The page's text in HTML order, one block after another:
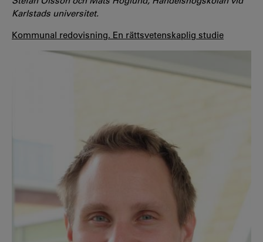
Karlstads universitet.
Kommunal redovisning. En rättsvetenskaplig studie